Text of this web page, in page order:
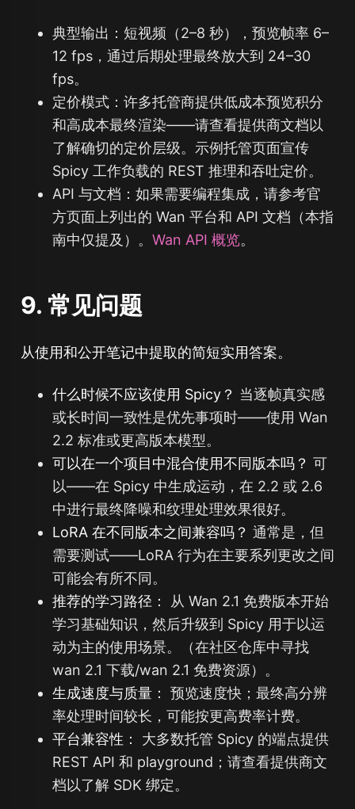
典型输出：短视频（2–8 秒），预览帧率 6–
12 fps，通过后期处理最终放大到 24–30
fps。
定价模式：许多托管商提供低成本预览积分
和高成本最终渲染——请查看提供商文档以
了解确切的定价层级。示例托管页面宣传
Spicy 工作负载的 REST 推理和吞吐定价。
API 与文档：如果需要编程集成，请参考官
方页面上列出的 Wan 平台和 API 文档（本指
南中仅提及）。 Wan API 概览。
9. 常见问题
从使用和公开笔记中提取的简短实用答案。
什么时候不应该使用 Spicy？ 当逐帧真实感
或长时间一致性是优先事项时——使用 Wan
2.2 标准或更高版本模型。
可以在一个项目中混合使用不同版本吗？ 可
以——在 Spicy 中生成运动，在 2.2 或 2.6
中进行最终降噪和纹理处理效果很好。
LoRA 在不同版本之间兼容吗？ 通常是，但
需要测试——LoRA 行为在主要系列更改之间
可能会有所不同。
推荐的学习路径：
从 Wan 2.1 免费版本开始
学习基础知识，然后升级到 Spicy 用于以运
动为主的使用场景。（在社区仓库中寻找
wan 2.1 下载/wan 2.1 免费资源）。
生成速度与质量：
预览速度快；最终高分辨
率处理时间较长，可能按更高费率计费。
平台兼容性：
大多数托管 Spicy 的端点提供
REST API 和 playground；请查看提供商文
档以了解 SDK 绑定。